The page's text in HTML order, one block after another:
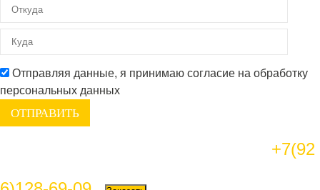
Отправляя данные, я принимаю согласие на обработку
персональных данных
+7(92